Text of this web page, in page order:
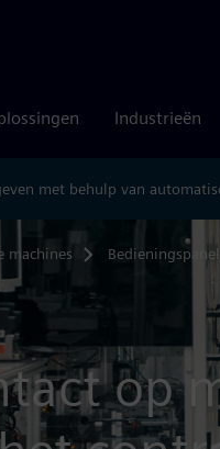
Industrieën
met behulp van
machines
op